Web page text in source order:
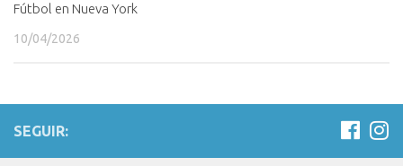
Fútbol en Nueva York
10/04/2026
SEGUIR: